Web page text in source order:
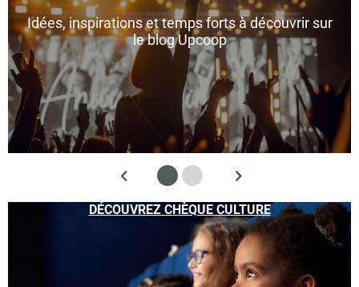
Idées, inspirations et temps forts à découvrir sur
le blog Upcoop
DÉCOUVREZ CHÈQUE CULTURE